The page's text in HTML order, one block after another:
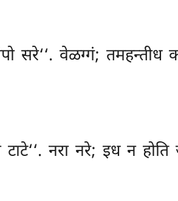
सरे‘‘. वेळग्गं; तमहन्तीध
नरा नरे; इध न